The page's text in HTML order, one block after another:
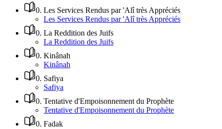
0. Les Services Rendus par 'Alî très Appréciés
Les Services Rendus par 'Alî très Appréciés
0. La Reddition des Juifs
La Reddition des Juifs
0. Kinânah
Kinânah
0. Safiya
Safiya
0. Tentative d'Empoisonnement du Prophète
Tentative d'Empoisonnement du Prophète
0. Fadak